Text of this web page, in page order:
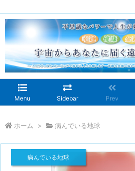
Menu Sidebar Prev
ホーム > 病んでいる地球
病んでいる地球